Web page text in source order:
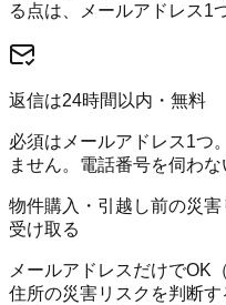
る点は、メールアドレス1
返信は24時間以内・無料
必須はメールアドレス1つ
ません。電話番号を伺わ
物件購入・引越し前の災
受け取る
メールアドレスだけでOK
住所の災害リスクを判断